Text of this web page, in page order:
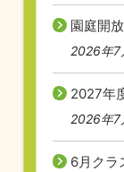
園庭開
2026年7
2027年
2026年7
6月クラ